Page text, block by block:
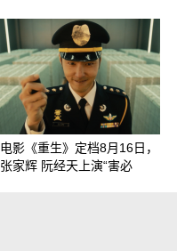
电影《重生》定档8月16日，
张家辉 阮经天上演“害必